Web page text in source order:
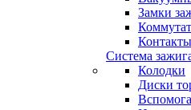
Замки
Контакты
Система
Колодки
Диски